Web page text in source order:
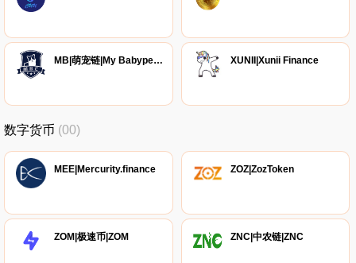
MB|萌宠链|My Babypet Chain XUNII|Xunii Finance
数字货币 (00)
MEE|Mercurity.finance ZOZ|ZozToken
ZOM|极速币|ZOM ZNC|中农链|ZNC